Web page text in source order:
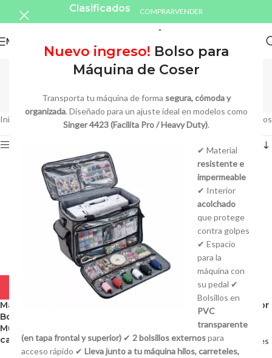
Nuevo ingreso! Bolso para
Máquina de Coser
Transporta tu máquina de forma segura, cómoda y
organizada. Diseñado para un ajuste ideal en modelos como
Singer 4423 (Facilita Pro / Heavy Duty).
✔ Material
resistente e
impermeable
✔ Interior
acolchado
que protege
contra golpes
✔ Espacio
para la
máquina con
su pedal ✔
Bolsillos en
PVC
transparente
(en tapa frontal y superior) ✔ 2 bolsillos externospara
acceso rápido ✔ Lleva junto a tu máquina hilos, carreteles,
Clasificados COMPRARVENDER
MENU
Especiales por
encargue
Inicio Especiales por encargue Mostrando los 9 resultados
Máquina de Bordar
Bordadora Industrial
Multicabezal de 1, 2, 3 o más
cabezas
Plancha para Gorros a Vapor
con Clip Sunsure
Planchas y Planchones
Especiales
por encargue